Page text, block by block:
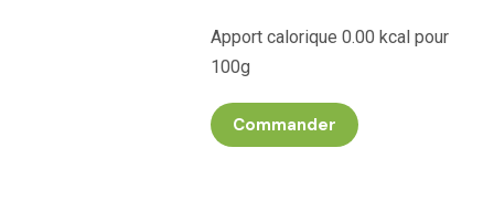
Apport calorique 0.00 kcal pour
100g
Commander